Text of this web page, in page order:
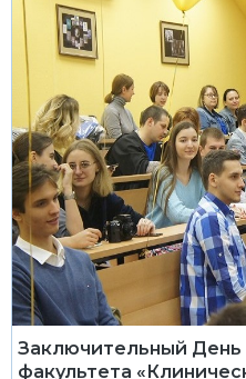
Заключительный
факультета